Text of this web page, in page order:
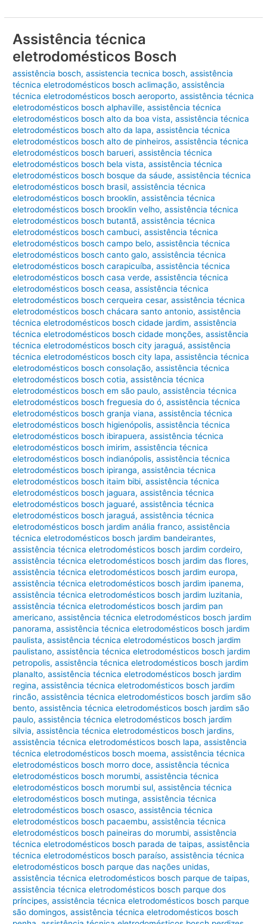
ar-
condicionado
Bosch
Assistência técnica
eletrodomésticos Bosch
assistência bosch,assistencia tecnica bosch,assistência
técnica eletrodomésticos bosch aclimação,assistência
técnica eletrodomésticos bosch aeroporto,assistência técnica
eletrodomésticos bosch alphaville,assistência técnica
eletrodomésticos bosch alto da boa vista,assistência técnica
eletrodomésticos bosch alto da lapa,assistência técnica
eletrodomésticos bosch alto de pinheiros,assistência técnica
eletrodomésticos bosch barueri,assistência técnica
eletrodomésticos bosch bela vista,assistência técnica
eletrodomésticos bosch bosque da sáude,assistência técnica
eletrodomésticos bosch brasil,assistência técnica
eletrodomésticos bosch brooklin,assistência técnica
eletrodomésticos bosch brooklin velho,assistência técnica
eletrodomésticos bosch butantã,assistência técnica
eletrodomésticos bosch cambuci,assistência técnica
eletrodomésticos bosch campo belo,assistência técnica
eletrodomésticos bosch canto galo,assistência técnica
eletrodomésticos bosch carapicuíba,assistência técnica
eletrodomésticos bosch casa verde,assistência técnica
eletrodomésticos bosch ceasa,assistência técnica
eletrodomésticos bosch cerqueira cesar,assistência técnica
eletrodomésticos bosch chácara santo antonio,assistência
técnica eletrodomésticos bosch cidade jardim,assistência
técnica eletrodomésticos bosch cidade monções,assistência
técnica eletrodomésticos bosch city jaraguá,assistência
técnica eletrodomésticos bosch city lapa,assistência técnica
eletrodomésticos bosch consolação,assistência técnica
eletrodomésticos bosch cotia,assistência técnica
eletrodomésticos bosch em são paulo,assistência técnica
eletrodomésticos bosch freguesia do ó,assistência técnica
eletrodomésticos bosch granja viana,assistência técnica
eletrodomésticos bosch higienópolis,assistência técnica
eletrodomésticos bosch ibirapuera,assistência técnica
eletrodomésticos bosch imirim,assistência técnica
eletrodomésticos bosch indianópolis,assistência técnica
eletrodomésticos bosch ipiranga,assistência técnica
eletrodomésticos bosch itaim bibi,assistência técnica
eletrodomésticos bosch jaguara,assistência técnica
eletrodomésticos bosch jaguaré,assistência técnica
eletrodomésticos bosch jaraguá,assistência técnica
eletrodomésticos bosch jardim anália franco,assistência
técnica eletrodomésticos bosch jardim bandeirantes,
assistência técnica eletrodomésticos bosch jardim cordeiro,
assistência técnica eletrodomésticos bosch jardim das flores,
assistência técnica eletrodomésticos bosch jardim europa,
assistência técnica eletrodomésticos bosch jardim ipanema,
assistência técnica eletrodomésticos bosch jardim luzitania,
assistência técnica eletrodomésticos bosch jardim pan
americano,assistência técnica eletrodomésticos bosch jardim
panorama,assistência técnica eletrodomésticos bosch jardim
paulista,assistência técnica eletrodomésticos bosch jardim
paulistano,assistência técnica eletrodomésticos bosch jardim
petropolis,assistência técnica eletrodomésticos bosch jardim
planalto,assistência técnica eletrodomésticos bosch jardim
regina,assistência técnica eletrodomésticos bosch jardim
rincão,assistência técnica eletrodomésticos bosch jardim são
bento,assistência técnica eletrodomésticos bosch jardim são
paulo,assistência técnica eletrodomésticos bosch jardim
silvia,assistência técnica eletrodomésticos bosch jardins,
assistência técnica eletrodomésticos bosch lapa,assistência
técnica eletrodomésticos bosch moema,assistência técnica
eletrodomésticos bosch morro doce,assistência técnica
eletrodomésticos bosch morumbi,assistência técnica
eletrodomésticos bosch morumbi sul,assistência técnica
eletrodomésticos bosch mutinga,assistência técnica
eletrodomésticos bosch osasco,assistência técnica
eletrodomésticos bosch pacaembu,assistência técnica
eletrodomésticos bosch paineiras do morumbi,assistência
técnica eletrodomésticos bosch parada de taipas,assistência
técnica eletrodomésticos bosch paraíso,assistência técnica
eletrodomésticos bosch parque das nações unidas,
assistência técnica eletrodomésticos bosch parque de taipas,
assistência técnica eletrodomésticos bosch parque dos
príncipes,assistência técnica eletrodomésticos bosch parque
são domingos,assistência técnica eletrodomésticos bosch